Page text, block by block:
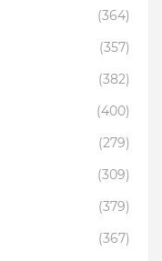
(364)
(357)
(382)
(400)
(279)
(309)
(379)
(367)